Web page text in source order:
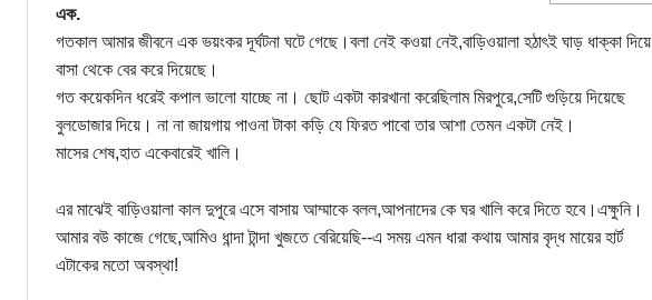
এক.
গতকাল আমার জীবনে এক ভয়ংকর দূর্ঘটনা ঘটে গেছে।বলা নেই কওয়া নেই,বাড়িওয়ালা হঠাৎই ঘাড় ধাক্কা দিয়ে
বাসা থেকে বের করে দিয়েছে।
গত কয়েকদিন ধরেই কপাল ভালো যাচ্ছে না। ছোট একটা কারখানা করেছিলাম মিরপুরে,সেটি গুড়িয়ে দিয়েছে
বুলডোজার দিয়ে। না না জায়গায় পাওনা টাকা কড়ি যে ফিরত পাবো তার আশা তেমন একটা নেই।
মাসের শেষ,হাত একেবারেই খালি।
এর মাঝেই বাড়িওয়ালা কাল দুপুরে এসে বাসায় আম্মাকে বলল,আপনাদের কে ঘর খালি করে দিতে হবে।এক্ষুনি।
আমার বউ কাজে গেছে,আমিও ধান্দা টান্দা খুজতে বেরিয়েছি--এ সময় এমন ধারা কথায় আমার বৃদ্ধ মায়ের হার্ট
এটাকের মতো অবস্থা!